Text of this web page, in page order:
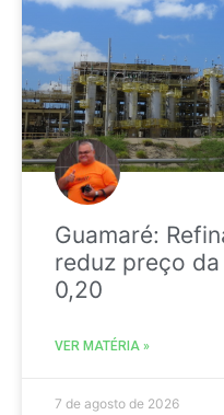
Guamaré:
reduz preço
0,20
VER MATÉRIA »
7 de agosto de 2026